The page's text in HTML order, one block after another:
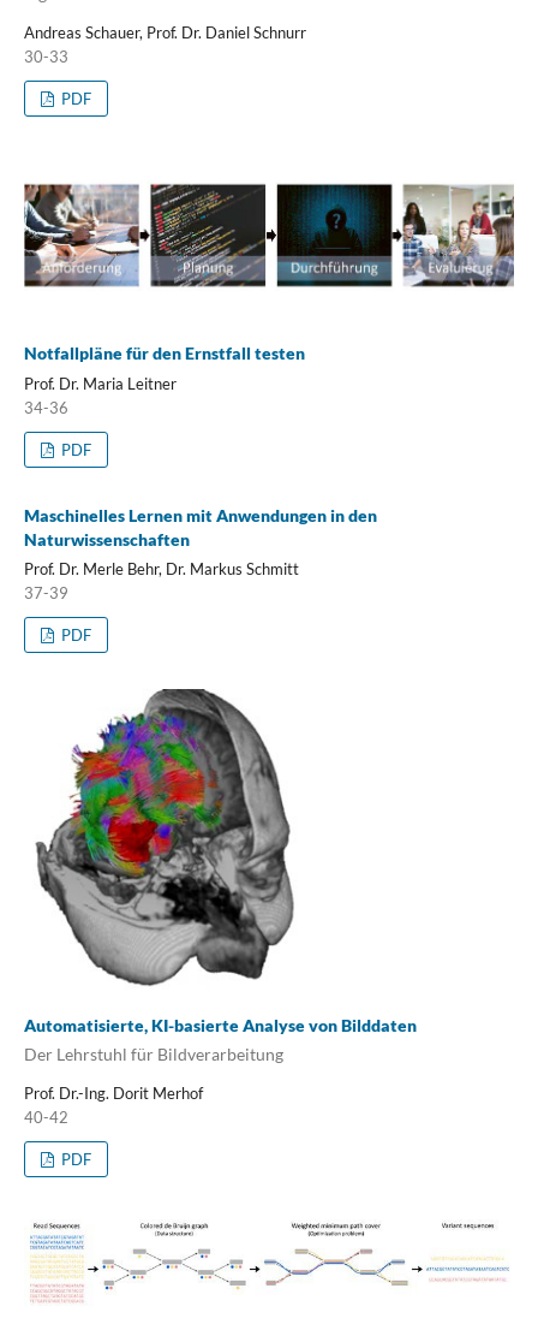
Andreas Schauer, Prof. Dr. Daniel Schnurr
30-33
PDF
Notfallpläne für den Ernstfall testen
Prof. Dr. Maria Leitner
34-36
PDF
Maschinelles Lernen mit Anwendungen in den
Naturwissenschaften
Prof. Dr. Merle Behr, Dr. Markus Schmitt
37-39
PDF
Automatisierte, KI-basierte Analyse von Bilddaten
Der Lehrstuhl für Bildverarbeitung
Prof. Dr.-Ing. Dorit Merhof
40-42
PDF